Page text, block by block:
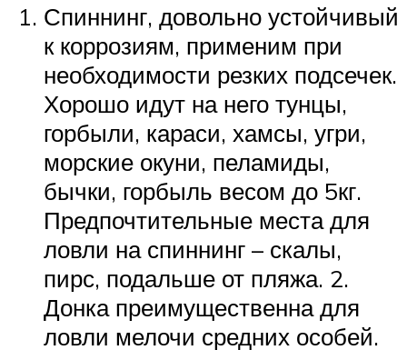
Спиннинг, довольно устойчивый
к коррозиям, применим при
необходимости резких подсечек.
Хорошо идут на него тунцы,
горбыли, караси, хамсы, угри,
морские окуни, пеламиды,
бычки, горбыль весом до 5кг.
Предпочтительные места для
ловли на спиннинг – скалы,
пирс, подальше от пляжа. 2.
Донка преимущественна для
ловли мелочи средних особей.